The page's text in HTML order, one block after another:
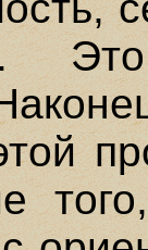
Это